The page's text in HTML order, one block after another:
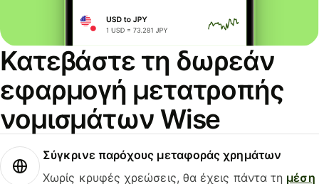
Κατεβάστε τη δωρεάν
εφαρμογή μετατροπής
νομισμάτων Wise
Σύγκρινε παρόχους μεταφοράς χρημάτων
Χωρίς κρυφές χρεώσεις, θα έχεις πάντα τη μέση